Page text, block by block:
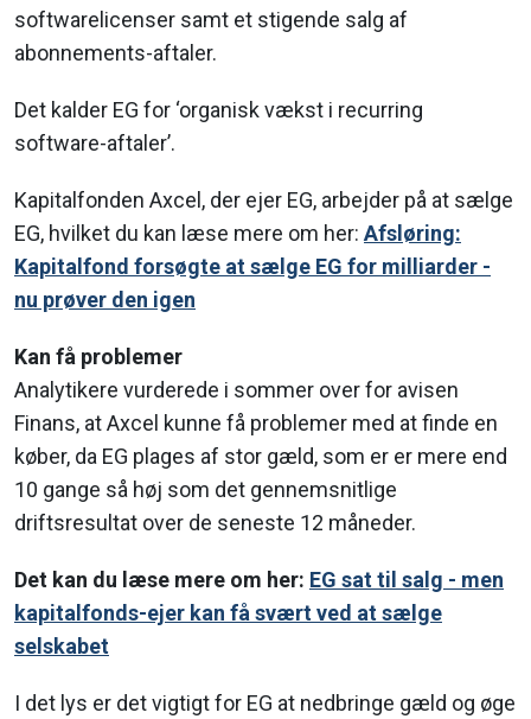
softwarelicenser samt et stigende salg af
abonnements-aftaler.
Det kalder EG for ‘organisk vækst i recurring
software-aftaler’.
Kapitalfonden Axcel, der ejer EG, arbejder på at sælge
EG, hvilket du kan læse mere om her: Afsløring:
Kapitalfond forsøgte at sælge EG for milliarder -
nu prøver den igen
Kan få problemer
Analytikere vurderede i sommer over for avisen
Finans, at Axcel kunne få problemer med at finde en
køber, da EG plages af stor gæld, som er er mere end
10 gange så høj som det gennemsnitlige
driftsresultat over de seneste 12 måneder.
Det kan du læse mere om her: EG sat til salg - men
kapitalfonds-ejer kan få svært ved at sælge
selskabet
I det lys er det vigtigt for EG at nedbringe gæld og øge